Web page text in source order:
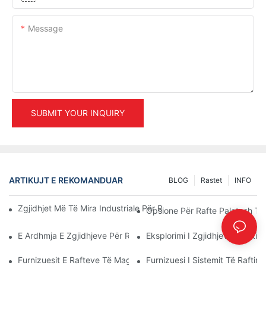
Message
SUBMIT YOUR INQUIRY
ARTIKUJT E REKOMANDUAR INFO
Rastet
BLOG
Zgjidhjet Më Të Mira Industriale Për Rafte Për Menaxhim Efikas
Opsione Për Rafte Paletash
E Ardhmja E Zgjidhjeve Për Raftet E Paletave: Trendet Dhe
Eksplorimi I Zgjidhjeve
Furnizuesit E Rafteve Të Magazinave: Çfarë Duhet Të Kërkoni
Furnizuesi I Sistemit Të